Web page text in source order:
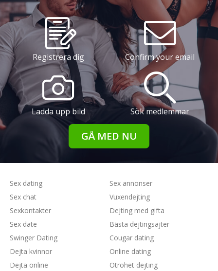
Registrera dig Confirm your email
Ladda upp bild Sök medlemmar
GÅ MED NU
Sex dating
Sex chat
Sexkontakter
Sex date
Swinger Dating
Sex annonser
Vuxendejting
Dejting med gifta
Bästa dejtingsajter
Cougar dating
Dejta kvinnor
Dejta online
Online dating
Otrohet dejting